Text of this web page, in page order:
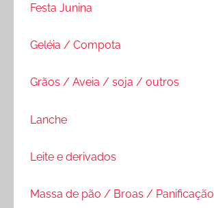
Festa Junina
Geléia / Compota
Grãos / Aveia / soja / outros
Lanche
Leite e derivados
Massa de pão / Broas / Panificação